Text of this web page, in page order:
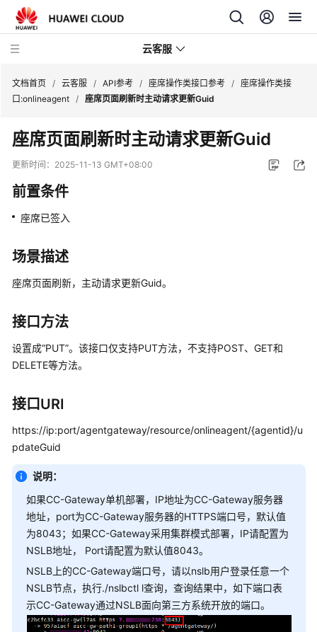
云客服
品
介
速
门
用
指
价
说
明
开
指
API
参
考
接
口
鉴
文档首页 / 云客服 / API参考 / 座席操作类接口参考 / 座席操作类接
口:onlineagent / 座席页面刷新时主动请求更新Guid
座席页面刷新时主动请求更新Guid
更新时间： 2025-11-13 GMT+08:00
前置条件
座席已签入
场景描述
座席页面刷新，主动请求更新Guid。
接口方法
设置成“PUT”。该接口仅支持PUT方法，不支持POST、GET和
DELETE等方法。
接口URI
https://ip:port/agentgateway/resource/onlineagent/{agentid}/u
pdateGuid
说明：
如果CC-Gateway单机部署，IP地址为CC-Gateway服务器
地址，port为CC-Gateway服务器的HTTPS端口号，默认值
为8043；如果CC-Gateway采用集群模式部署，IP请配置为
NSLB地址， Port请配置为默认值8043。
NSLB上的CC-Gateway端口号，请以nslb用户登录任意一个
NSLB节点，执行./nslbctl l查询，查询结果中，如下端口表
示CC-Gateway通过NSLB面向第三方系统开放的端口。